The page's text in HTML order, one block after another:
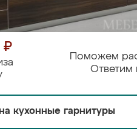
₽
Поможем
Ответим
кухонные гарнитуры